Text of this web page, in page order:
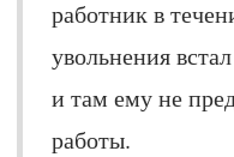
работник в
увольнения
и там ему не
работы.